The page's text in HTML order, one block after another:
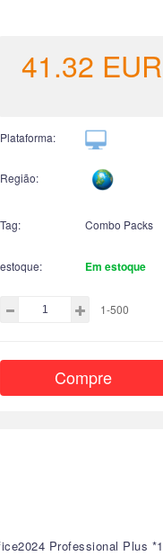
41.32 EUR
Plataforma:
Região:
Tag: Combo Packs
estoque: Em estoque
1-500
Compre
Professional Plus *1